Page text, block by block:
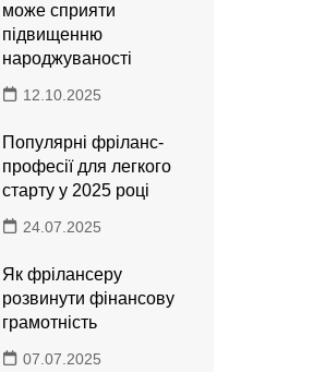
може сприяти
підвищенню
народжуваності
12.10.2025
Популярні фріланс-
професії для легкого
старту у 2025 році
24.07.2025
Як фрілансеру
розвинути фінансову
грамотність
07.07.2025